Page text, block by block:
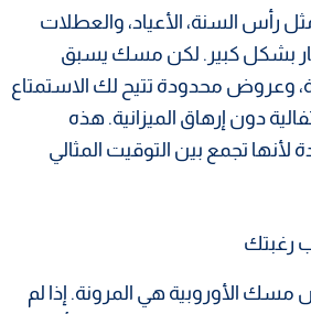
رأس السنة، الأعياد، والعطلات
بشكل كبير. لكن مسك يسبق
وعروض محدودة تتيح لك الاستمتاع
دون إرهاق الميزانية. هذه
تجمع بين التوقيت المثالي
مسك الأوروبية هي المرونة. إذا لم